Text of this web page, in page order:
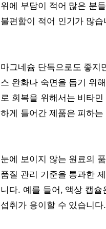
위에 부담이 적어 많은 분
불편함이 적어 인기가 많습
마그네슘 단독으로도 좋지
스 완화나 숙면을 돕기 위
로 회복을 위해서는 비타
하게 들어간 제품은 피하
눈에 보이지 않는 원료의
품질 관리 기준을 통과한
니다. 예를 들어, 액상 캡
섭취가 용이할 수 있습니